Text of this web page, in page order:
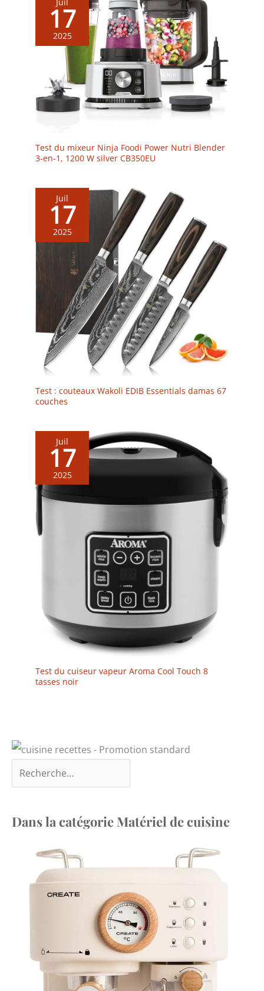
Juil
17
2025
Test du mixeur Ninja Foodi Power Nutri Blender
3-en-1, 1200 W silver CB350EU
Juil
17
2025
Test : couteaux Wakoli EDIB Essentials damas 67
couches
Juil
17
2025
Test du cuiseur vapeur Aroma Cool Touch 8
tasses noir
Dans la catégorie Matériel de cuisine